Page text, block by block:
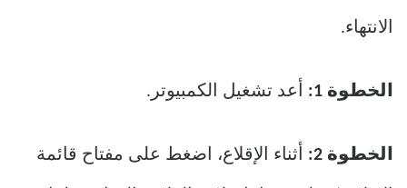
الانتهاء.
الخطوة 1: أعد تشغيل الكمبيوتر.
الخطوة 2: أثناء الإقلاع، اضغط على مفتاح قائمة